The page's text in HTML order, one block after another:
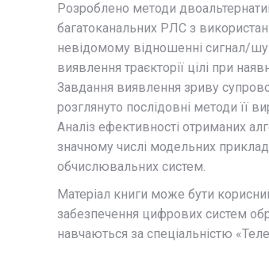
Розроблено методи
багатоканальних РЛС з
невідомому відношенні сигнал/
виявлення траєкторії цілі при
Завдання виявлення зриву
розглянуто послідовні методи її
Аналіз ефективності отриманих
значному числі модельних
обчислювальних систем.
Матеріал книги може бути
забезпечення цифрових систем
навчаються за спеціальністю